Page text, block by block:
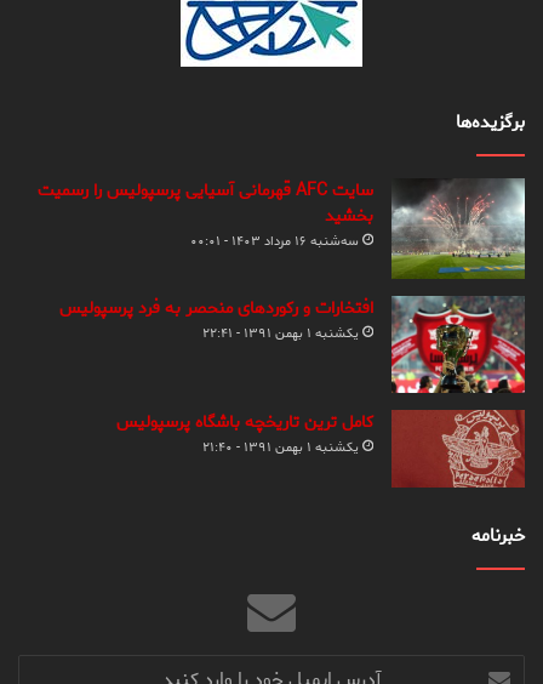
برگزیده‌ها
سایت AFC قهرمانی آسیایی پرسپولیس را رسمیت
بخشید
سه‌شنبه ۱۶ مرداد ۱۴۰۳ - ۰۰:۰۱
افتخارات و رکوردهای منحصر به فرد پرسپولیس
یکشنبه ۱ بهمن ۱۳۹۱ - ۲۲:۴۱
کامل ترین تاریخچه باشگاه پرسپولیس
یکشنبه ۱ بهمن ۱۳۹۱ - ۲۱:۴۰
خبرنامه
آدرس